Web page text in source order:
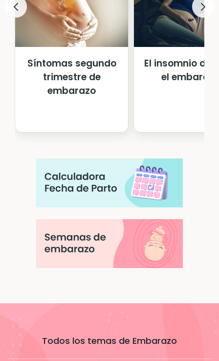
Síntomas segundo
trimestre de
embarazo
El insomnio
el
Todos los temas de Embarazo